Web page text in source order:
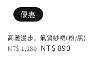
優惠
高雅漫步。氣質紗裙(粉/黑)
Regular
NT$ 1,180 Sale
NT$ 890